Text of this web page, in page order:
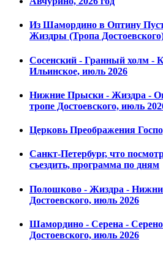
Из Шамордино в Оптину
Жиздры (Тропа
Сосенский - Гранный холм -
Ильинское, июль 2026
Нижние Прыски - Жиздра -
тропе Достоевского, июль
Церковь Преображения
Санкт-Петербург, что
съездить, программа по дням
Полошково - Жиздра -
Достоевского, июль 2026
Шамордино - Серена -
Достоевского, июль 2026